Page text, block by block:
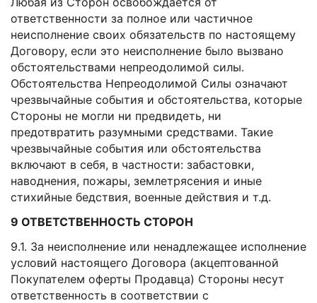
ответственности за полное или частичное
неисполнение своих обязательств по настоящему
Договору, если это неисполнение было вызвано
обстоятельствами непреодолимой силы.
Обстоятельства Непреодолимой Силы означают
чрезвычайные события и обстоятельства, которые
Стороны не могли ни предвидеть, ни
предотвратить разумными средствами. Такие
чрезвычайные события или обстоятельства
включают в себя, в частности: забастовки,
наводнения, пожары, землетрясения и иные
стихийные бедствия, военные действия и т.д.
9 ОТВЕТСТВЕННОСТЬ СТОРОН
9.1. За неисполнение или ненадлежащее исполнение
условий настоящего Договора (акцептованной
Покупателем оферты Продавца) Стороны несут
ответственность в соответствии с